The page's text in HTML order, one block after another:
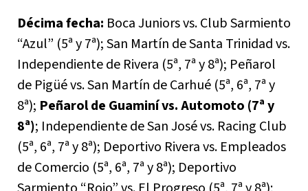
Décima fecha: Boca Juniors vs. Club Sarmiento
“Azul” (5ª y 7ª); San Martín de Santa Trinidad vs.
Independiente de Rivera (5ª, 7ª y 8ª); Peñarol
de Pigüé vs. San Martín de Carhué (5ª, 6ª, 7ª y
8ª); Peñarol de Guaminí vs. Automoto (7ª y
8ª); Independiente de San José vs. Racing Club
(5ª, 6ª, 7ª y 8ª); Deportivo Rivera vs. Empleados
de Comercio (5ª, 6ª, 7ª y 8ª); Deportivo